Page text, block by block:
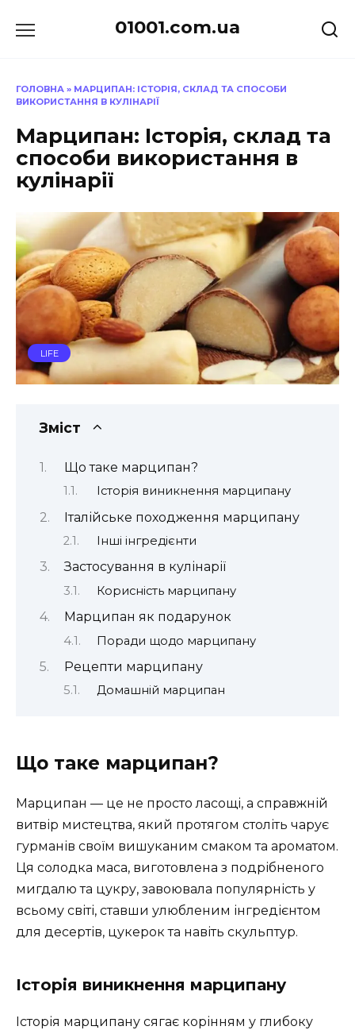
до
01001.com.ua
ГОЛОВНА » МАРЦИПАН: ІСТОРІЯ, СКЛАД ТА СПОСОБИ
ВИКОРИСТАННЯ В КУЛІНАРІЇ
Марципан: Історія, склад та
способи використання в
кулінарії
LIFE
Зміст
Що таке марципан?
Історія виникнення марципану
Італійське походження марципану
Інші інгредієнти
Застосування в кулінарії
Корисність марципану
Марципан як подарунок
Поради щодо марципану
Рецепти марципану
Домашній марципан
Що таке марципан?
Марципан — це не просто ласощі, а справжній
витвір мистецтва, який протягом століть чарує
гурманів своїм вишуканим смаком та ароматом.
Ця солодка маса, виготовлена з подрібненого
мигдалю та цукру, завоювала популярність у
всьому світі, ставши улюбленим інгредієнтом
для десертів, цукерок та навіть скульптур.
Історія виникнення марципану
Історія марципану сягає корінням у глибоку